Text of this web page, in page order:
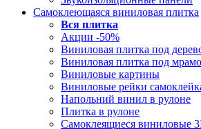
Самоклеющаяся виниловая плитка
Вся плитка
Акции -50%
Виниловая плитка под
Виниловая плитка под
Виниловые картины
Виниловые рейки
Напольний винил в рулоне
Плитка в рулоне
Самоклеящиеся виниловые